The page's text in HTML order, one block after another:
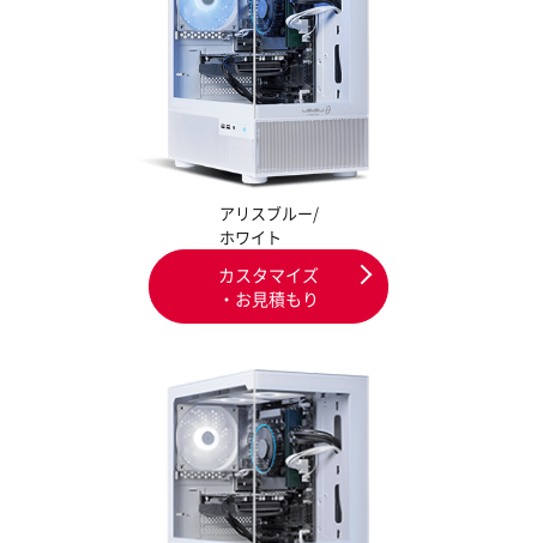
アリスブルー/
ホワイト
カスタマイズ
・お見積もり